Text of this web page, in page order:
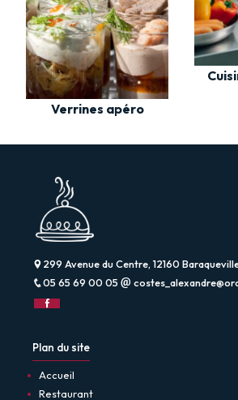
Verrines apéro
299 Avenue du Centre, 12160
05 65 69 00 05
Plan du site
Accueil
Restaurant